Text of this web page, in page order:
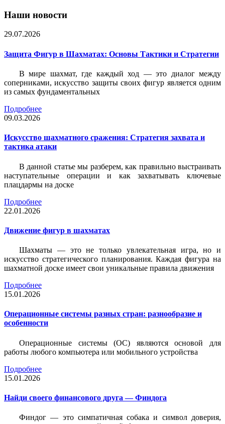
Наши новости
29.07.2026
Защита Фигур в Шахматах: Основы Тактики и Стратегии
В мире шахмат, где каждый ход — это диалог между
соперниками, искусство защиты своих фигур является одним
из самых фундаментальных
Подробнее
09.03.2026
Искусство шахматного сражения: Стратегия захвата и
тактика атаки
В данной статье мы разберем, как правильно выстраивать
наступательные операции и как захватывать ключевые
плацдармы на доске
Подробнее
22.01.2026
Движение фигур в шахматах
Шахматы — это не только увлекательная игра, но и
искусство стратегического планирования. Каждая фигура на
шахматной доске имеет свои уникальные правила движения
Подробнее
15.01.2026
Операционные системы разных стран: разнообразие и
особенности
Операционные системы (ОС) являются основой для
работы любого компьютера или мобильного устройства
Подробнее
15.01.2026
Найди своего финансового друга — Финдога
Финдог — это симпатичная собака и символ доверия,